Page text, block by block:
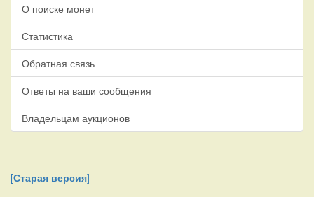
О поиске монет
Статистика
Обратная связь
Ответы на ваши сообщения
Владельцам аукционов
[Старая версия]